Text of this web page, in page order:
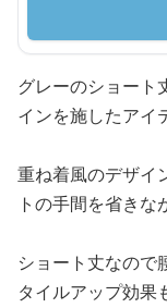
グレーのショート
インを施したアイ
重ね着風のデザイ
トの手間を省きな
ショート丈なので
タイルアップ効果